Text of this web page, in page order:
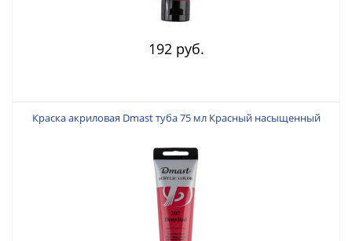
192 руб.
Краска акриловая Dmast туба 75 мл Красный насыщенный